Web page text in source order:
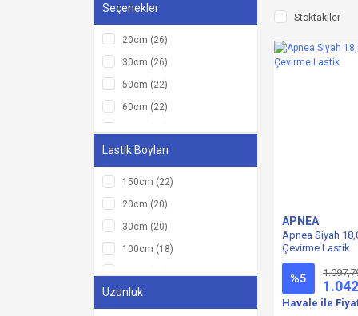
MERTSUB (2)
Seçenekler
20cm (26)
30cm (26)
50cm (22)
60cm (22)
40cm (18)
100cm (17)
10cm (17)
110cm (17)
120cm (17)
130cm (17)
140cm (17)
150cm (17)
Lastik Boyları
150cm (22)
20cm (20)
30cm (20)
100cm (18)
110cm (18)
Uzunluk
Stoktakiler
APNEA
Apnea Siyah
Çevirme Lastik
%5
Havale ile